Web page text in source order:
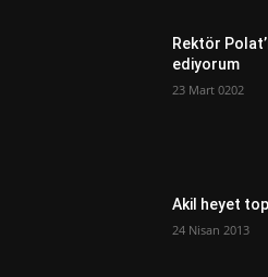
Rektör
ediyorum
23 Mart 0202
Akil heyet
24 Nisan 2013